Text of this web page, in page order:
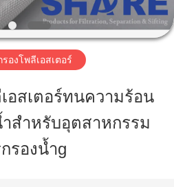
องโพลีเอสเตอร์
อสเตอร์ทนความร้อน
สำหรับอุตสาหกรรม
รองน้ำg